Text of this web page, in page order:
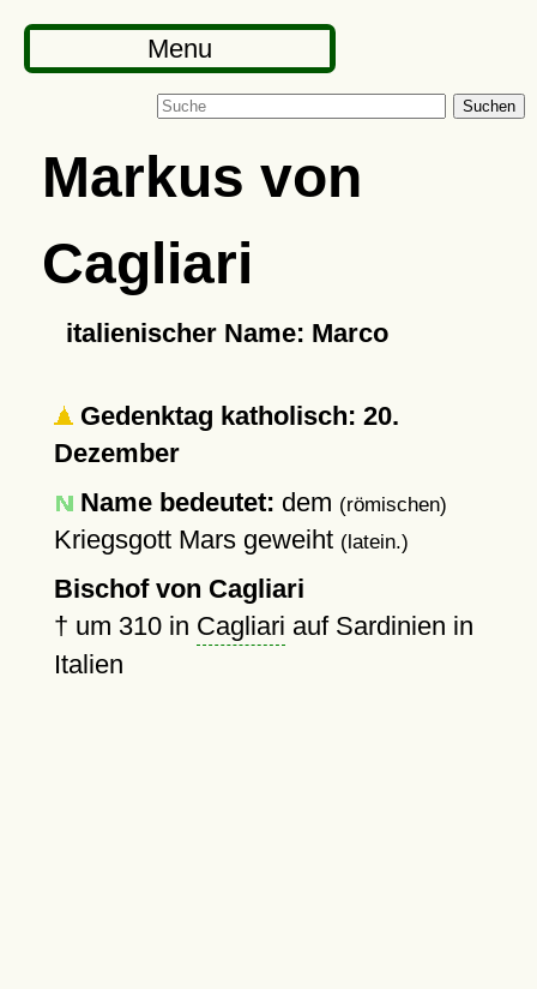
Menu
Suchen
Markus von
Cagliari
italienischer Name: Marco
Gedenktag katholisch: 20.
Dezember
Name bedeutet: dem (römischen)
Kriegsgott Mars geweiht (latein.)
Bischof von Cagliari
† um 310in Cagliari auf Sardinien in
Italien